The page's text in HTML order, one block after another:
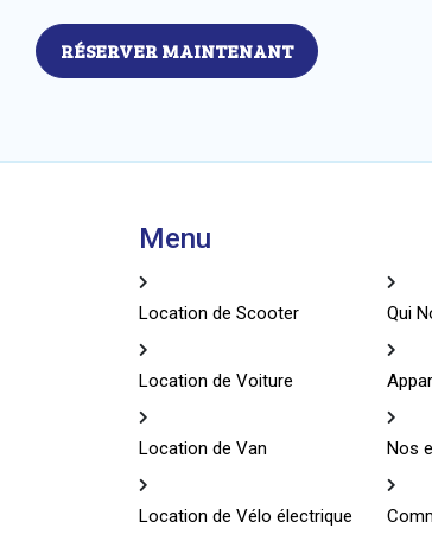
RÉSERVER MAINTENANT
Menu
Location de Scooter
Location de Voiture
Location de Van
Location de Vélo électrique
Qui
Nos